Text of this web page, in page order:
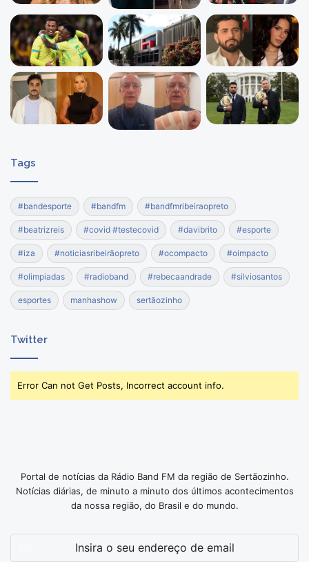
Tags
#bandesporte #bandfm #bandfmribeiraopreto
#beatrizreis #covid #testecovid #davibrito #esporte
#iza #noticiasribeirãopreto #ocompacto #oimpacto
#olimpiadas #radioband #rebecaandrade #silviosantos
esportes manhashow sertãozinho
Twitter
Error Can not Get Posts, Incorrect account info.
Portal de notícias da Rádio Band FM da região de Sertãozinho.
Notícias diárias, de minuto a minuto dos últimos acontecimentos
da nossa região, do Brasil e do mundo.